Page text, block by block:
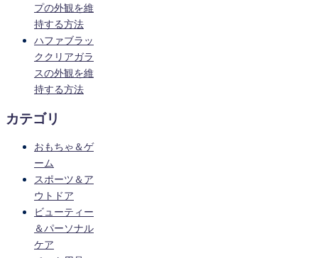
プの外観を維
持する方法
ハファブラッ
ククリアガラ
スの外観を維
持する方法
カテゴリ
おもちゃ＆ゲ
ーム
スポーツ＆ア
ウトドア
ビューティー
＆パーソナル
ケア